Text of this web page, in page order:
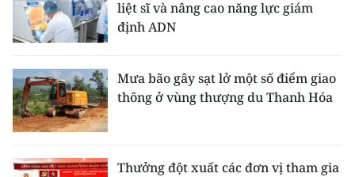
liệt sĩ và nâng cao năng lực giám
định ADN
Mưa bão gây sạt lở một số điểm giao
thông ở vùng thượng du Thanh Hóa
Thưởng đột xuất các đơn vị tham gia